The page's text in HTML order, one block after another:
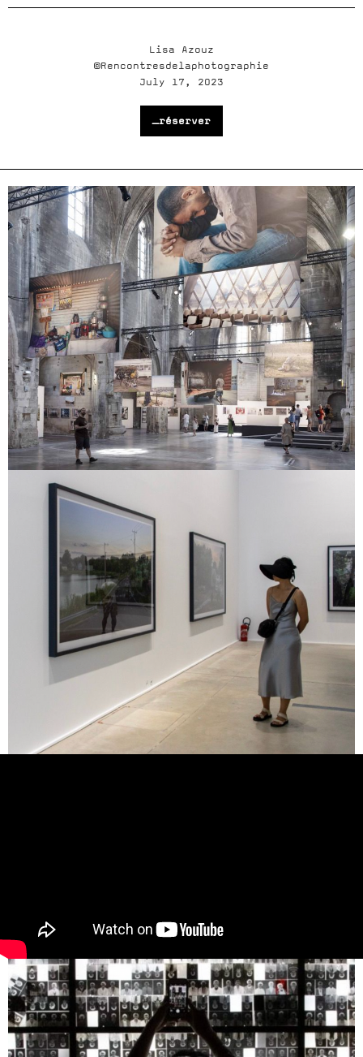
Lisa Azouz
©Rencontresdelaphotographie
July 17, 2023
_réserver